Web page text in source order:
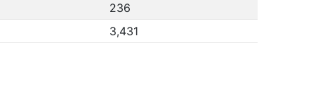
236
3,431